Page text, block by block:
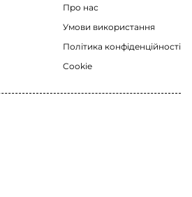
Про нас
Умови використання
Політика конфіденційності
Cookie